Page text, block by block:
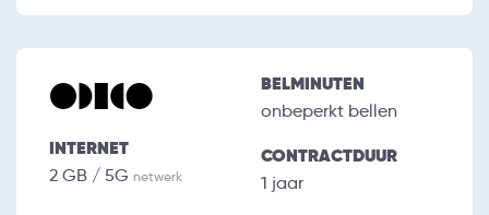
INTERNET
2 GB / 5G netwerk
BELMINUTEN
onbeperkt bellen
CONTRACTDUUR
1 jaar